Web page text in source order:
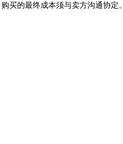
买的最终成本须与卖方沟通协定。